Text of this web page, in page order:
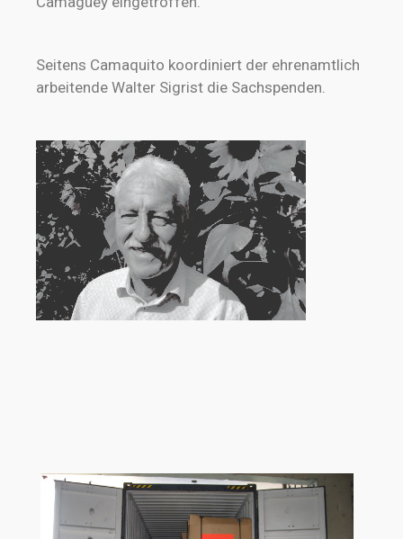
Seitens Camaquito koordiniert der ehrenamtlich
arbeitende Walter Sigrist die Sachspenden.